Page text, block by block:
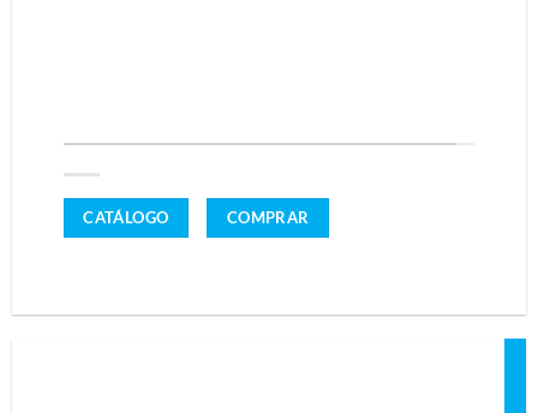
CATÁLOGO COMPRAR